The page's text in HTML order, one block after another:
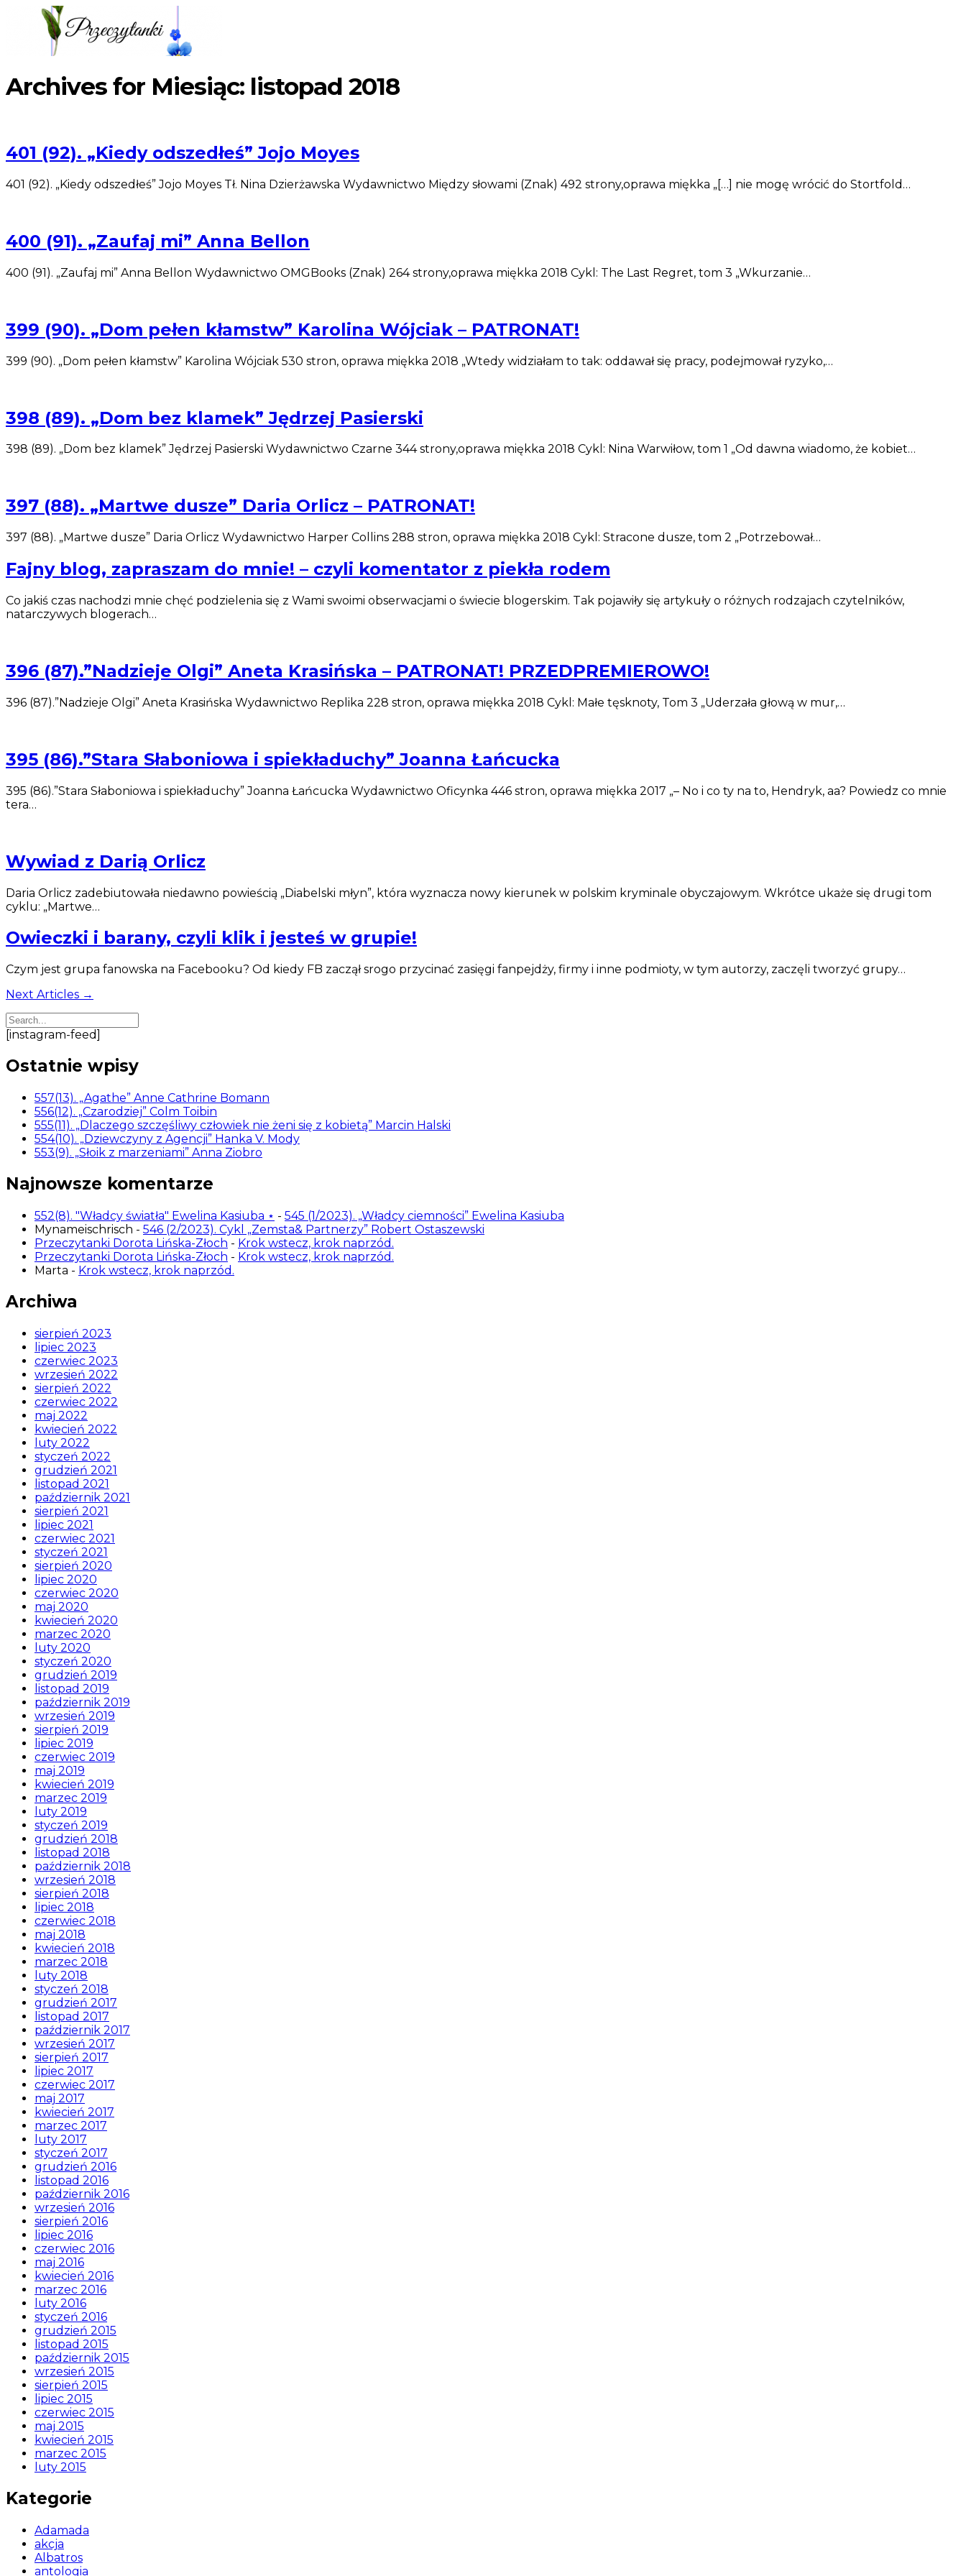
Archives for Miesiąc: listopad 2018
401 (92). „Kiedy odszedłeś” Jojo Moyes
401 (92). „Kiedy odszedłeś” Jojo Moyes Tł. Nina Dzierżawska Wydawnictwo Między słowami (Znak) 492 strony,oprawa miękka „[…] nie mogę wrócić do Stortfold…
400 (91). „Zaufaj mi” Anna Bellon
400 (91). „Zaufaj mi” Anna Bellon Wydawnictwo OMGBooks (Znak) 264 strony,oprawa miękka 2018 Cykl: The Last Regret, tom 3 „Wkurzanie…
399 (90). „Dom pełen kłamstw” Karolina Wójciak – PATRONAT!
399 (90). „Dom pełen kłamstw” Karolina Wójciak 530 stron, oprawa miękka 2018 „Wtedy widziałam to tak: oddawał się pracy, podejmował ryzyko,…
398 (89). „Dom bez klamek” Jędrzej Pasierski
398 (89). „Dom bez klamek” Jędrzej Pasierski Wydawnictwo Czarne 344 strony,oprawa miękka 2018 Cykl: Nina Warwiłow, tom 1 „Od dawna wiadomo, że kobiet…
397 (88). „Martwe dusze” Daria Orlicz – PATRONAT!
397 (88). „Martwe dusze” Daria Orlicz Wydawnictwo Harper Collins 288 stron, oprawa miękka 2018 Cykl: Stracone dusze, tom 2 „Potrzebował…
Fajny blog, zapraszam do mnie! – czyli komentator z piekła rodem
Co jakiś czas nachodzi mnie chęć podzielenia się z Wami swoimi obserwacjami o świecie blogerskim. Tak pojawiły się artykuły o różnych rodzajach czytelników,
natarczywych blogerach…
396 (87).”Nadzieje Olgi” Aneta Krasińska – PATRONAT! PRZEDPREMIEROWO!
396 (87).”Nadzieje Olgi” Aneta Krasińska Wydawnictwo Replika 228 stron, oprawa miękka 2018 Cykl: Małe tęsknoty, Tom 3 „Uderzała głową w mur,…
395 (86).”Stara Słaboniowa i spiekładuchy” Joanna Łańcucka
395 (86).”Stara Słaboniowa i spiekładuchy” Joanna Łańcucka Wydawnictwo Oficynka 446 stron, oprawa miękka 2017 „– No i co ty na to, Hendryk, aa? Powiedz co mnie
tera…
Wywiad z Darią Orlicz
Daria Orlicz zadebiutowała niedawno powieścią „Diabelski młyn”, która wyznacza nowy kierunek w polskim kryminale obyczajowym. Wkrótce ukaże się drugi tom
cyklu: „Martwe…
Owieczki i barany, czyli klik i jesteś w grupie!
Czym jest grupa fanowska na Facebooku? Od kiedy FB zaczął srogo przycinać zasięgi fanpejdży, firmy i inne podmioty, w tym autorzy, zaczęli tworzyć grupy…
Next Articles →
[instagram-feed]
Ostatnie wpisy
557(13). „Agathe” Anne Cathrine Bomann
556(12). „Czarodziej” Colm Toibin
555(11). „Dlaczego szczęśliwy człowiek nie żeni się z kobietą” Marcin Halski
554(10). „Dziewczyny z Agencji” Hanka V. Mody
553(9). „Słoik z marzeniami” Anna Ziobro
Najnowsze komentarze
552(8). "Władcy światła" Ewelina Kasiuba ⋆ - 545 (1/2023). „Władcy ciemności” Ewelina Kasiuba
Mynameischrisch - 546 (2/2023). Cykl „Zemsta& Partnerzy” Robert Ostaszewski
Przeczytanki Dorota Lińska-Złoch - Krok wstecz, krok naprzód.
Przeczytanki Dorota Lińska-Złoch - Krok wstecz, krok naprzód.
Marta - Krok wstecz, krok naprzód.
Archiwa
sierpień 2023
lipiec 2023
czerwiec 2023
wrzesień 2022
sierpień 2022
czerwiec 2022
maj 2022
kwiecień 2022
luty 2022
styczeń 2022
grudzień 2021
listopad 2021
październik 2021
sierpień 2021
lipiec 2021
czerwiec 2021
styczeń 2021
sierpień 2020
lipiec 2020
czerwiec 2020
maj 2020
kwiecień 2020
marzec 2020
luty 2020
styczeń 2020
grudzień 2019
listopad 2019
październik 2019
wrzesień 2019
sierpień 2019
lipiec 2019
czerwiec 2019
maj 2019
kwiecień 2019
marzec 2019
luty 2019
styczeń 2019
grudzień 2018
listopad 2018
październik 2018
wrzesień 2018
sierpień 2018
lipiec 2018
czerwiec 2018
maj 2018
kwiecień 2018
marzec 2018
luty 2018
styczeń 2018
grudzień 2017
listopad 2017
październik 2017
wrzesień 2017
sierpień 2017
lipiec 2017
czerwiec 2017
maj 2017
kwiecień 2017
marzec 2017
luty 2017
styczeń 2017
grudzień 2016
listopad 2016
październik 2016
wrzesień 2016
sierpień 2016
lipiec 2016
czerwiec 2016
maj 2016
kwiecień 2016
marzec 2016
luty 2016
styczeń 2016
grudzień 2015
listopad 2015
październik 2015
wrzesień 2015
sierpień 2015
lipiec 2015
czerwiec 2015
maj 2015
kwiecień 2015
marzec 2015
luty 2015
Kategorie
Adamada
akcja
Albatros
antologia